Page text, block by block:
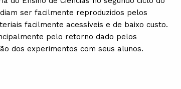
ser facilmente reproduzidos pelos
facilmente acessíveis e de baixo custo.
pelo retorno dado pelos
dos experimentos com seus alunos.